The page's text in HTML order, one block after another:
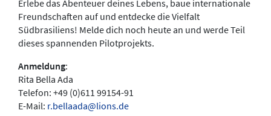
Erlebe das Abenteuer deines Lebens, baue internationale
Freundschaften auf und entdecke die Vielfalt
Südbrasiliens! Melde dich noch heute an und werde Teil
dieses spannenden Pilotprojekts.
Anmeldung:
Rita Bella Ada
Telefon: +49 (0)611 99154-91
E-Mail: r.bellaada@lions.de